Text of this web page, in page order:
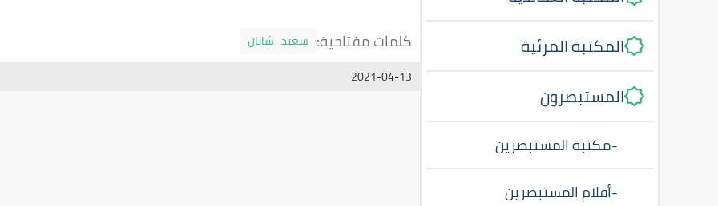
المكتبة المرئية
المستبصرون
-مكتبة المستبصرين
-أقلام المستبصرين
كلمات مفتاحية: سعيد_شايان
2021-04-13